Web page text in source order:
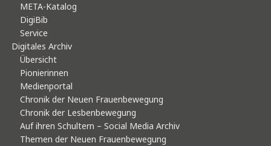
META-Katalog
DigiBib
Service
Digitales Archiv
Übersicht
Pionierinnen
Medienportal
Chronik der Neuen Frauenbewegung
Chronik der Lesbenbewegung
Auf ihren Schultern – Social Media Archiv
Themen der Neuen Frauenbewegung